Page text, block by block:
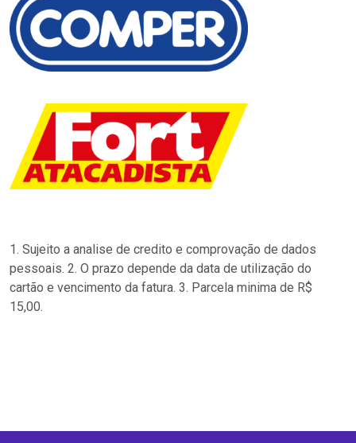
1. Sujeito a analise de credito e comprovação de dados
pessoais. 2. O prazo depende da data de utilização do
cartão e vencimento da fatura. 3. Parcela minima de R$
15,00.